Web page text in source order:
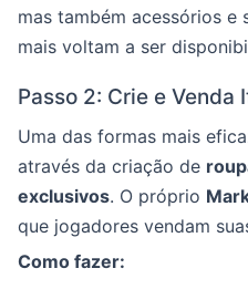
mas também acessórios e
mais voltam a ser
Passo 2: Crie e Venda
Uma das formas mais
através da criação de
exclusivos. O próprio
que jogadores vendam
Como fazer: